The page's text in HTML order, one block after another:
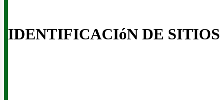
IDENTIFICACIóN DE SITIOS